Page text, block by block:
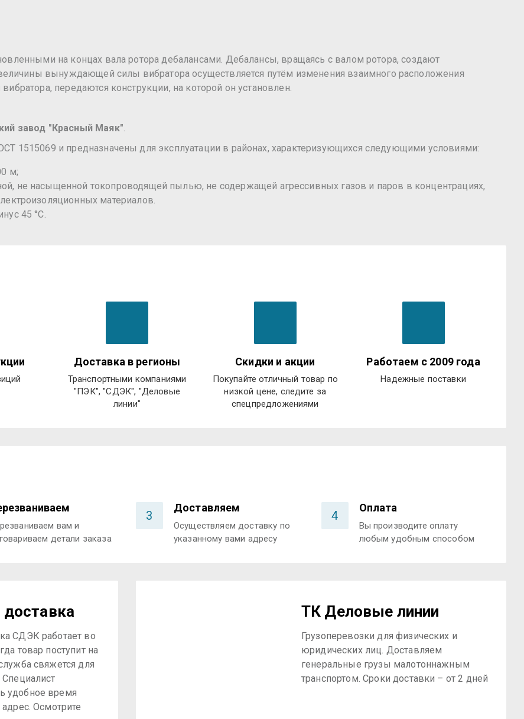
на концах вала ротора дебалансами. Дебалансы, вращаясь с валом ротора, создают
вынуждающей силы вибратора осуществляется путём изменения взаимного расположения
передаются конструкции, на которой он установлен.
завод "Красный Маяк".
1515069 и предназначены для эксплуатации в районах, характеризующихся следующими условиями:
м;
не насыщенной токопроводящей пылью, не содержащей агрессивных газов и паров в концентрациях,
материалов.
45 °С.
Доставка в регионы
Транспортными компаниями
"ПЭК", "СДЭК", "Деловые
линии"
Скидки и акции
Покупайте отличный товар по
низкой цене, следите за
спецпредложениями
Работаем с 2009 года
Надежные поставки
вам и
детали заказа
3
Доставляем
Осуществляем доставку по
указанному вами адресу
4
Оплата
Вы производите оплату
любым удобным способом
доставка
СДЭК работает во
товар поступит на
свяжется для
Специалист
удобное время
Осмотрите
ТК Деловые линии
Грузоперевозки для физических и
юридических лиц. Доставляем
генеральные грузы малотоннажным
транспортом. Сроки доставки – от 2 дней